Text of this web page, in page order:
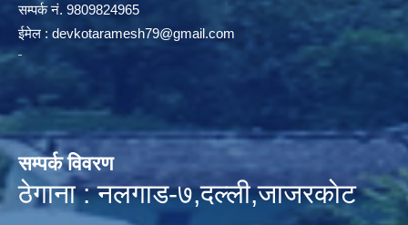
सम्पर्क न‌ं. 9809824965
ईमेल : devkotaramesh79@gmail.com
सम्पर्क विवरण
ठेगाना : नलगाड-७,दल्ली,जाजरकाेट